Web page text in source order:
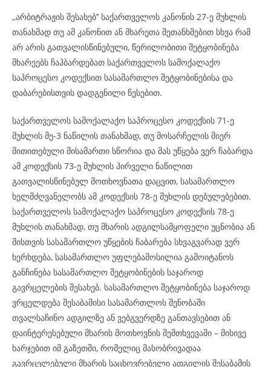
,,არბიტრაჟის შესახებ’’ საქართველოს კანონის 27-ე მუხლის
თანახმად თუ ამ კანონით ან მხარეთა შეთანხმებით სხვა რამ
არ არის გათვალისწინებული, წერილობითი შეტყობინება
მხარეებს ჩაჰბარდებათ საქართველოს სამოქალაქო
საპროცესო კოდექსით სასამართლო შეტყობინებისა და
დაბარებისთვის დადგენილი წესებით.
საქართველოს სამოქალაქო საპროცესო კოდექსის 71-ე
მუხლის მე-3 ნაწილის თანახმად, თუ მოსარჩელის მიერ
მითითებული მისამართი სწორია და მას უწყება ვერ ჩაბარდა
ამ კოდექსის 73-ე მუხლის პირველი ნაწილით
გათვალისწინებულ მოთხოვნათა დაცვით, სასამართლო
ხელმძღვანელობს ამ კოდექსის 78-ე მუხლის დებულებებით.
საქართველოს სამოქალაქო საპროცესო კოდექსის 78-ე
მუხლის თანახმად, თუ მხარის ადგილსამყოფელი უცნობია ან
მისთვის სასამართლო უწყების ჩაბარება სხვაგვარად ვერ
ხერხდება, სასამართლო უფლებამოსილია გამოიტანოს
განჩინება სასამართლო შეტყობინების საჯაროდ
გავრცელების შესახებ. სასამართლო შეტყობინება საჯაროდ
ვრცელდება შესაბამისი სასამართლოს შენობაში
თვალსაჩინო ადგილზე ან ვებგვერდზე განთავსებით ან
დაინტერესებული მხარის მოთხოვნის შემთხვევაში – მისივე
ხარჯებით იმ გაზეთში, რომელიც მასობრივადაა
გავრცელებული მხარის საცხოვრებელი ადგილის შესაბამის